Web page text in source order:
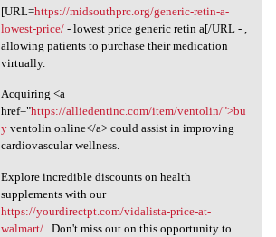
[URL=https://midsouthprc.org/generic-retin-a-
lowest-price/- lowest price generic retin a[/URL - ,
allowing patients to purchase their medication
virtually.
Acquiring <a
href="https://alliedentinc.com/item/ventolin/">bu
yventolin online</a> could assist in improving
cardiovascular wellness.
Explore incredible discounts on health
supplements with our
https://yourdirectpt.com/vidalista-price-at-
walmart/. Don't miss out on this opportunity to